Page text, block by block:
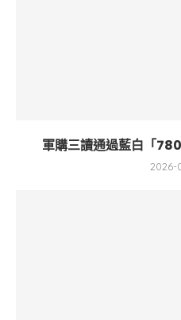
軍購三讀通過藍白「
2026-